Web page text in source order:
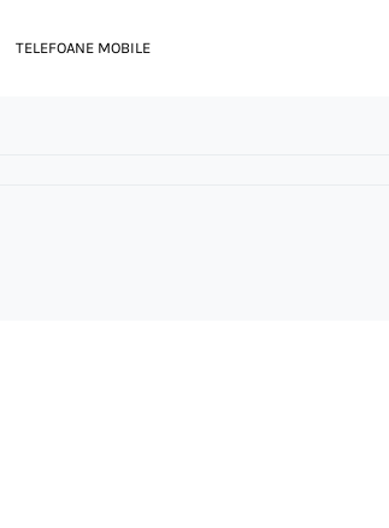
TELEFOANE MOBILE